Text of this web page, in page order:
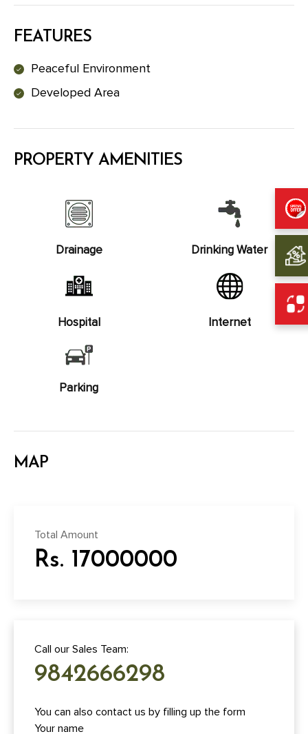
FEATURES
Peaceful Environment
Developed Area
PROPERTY AMENITIES
Drainage Drinking Water
Hospital Internet
Parking
MAP
Total Amount
Rs. 17000000
Call our Sales Team:
9842666298
You can also contact us by filling up the form
Your name